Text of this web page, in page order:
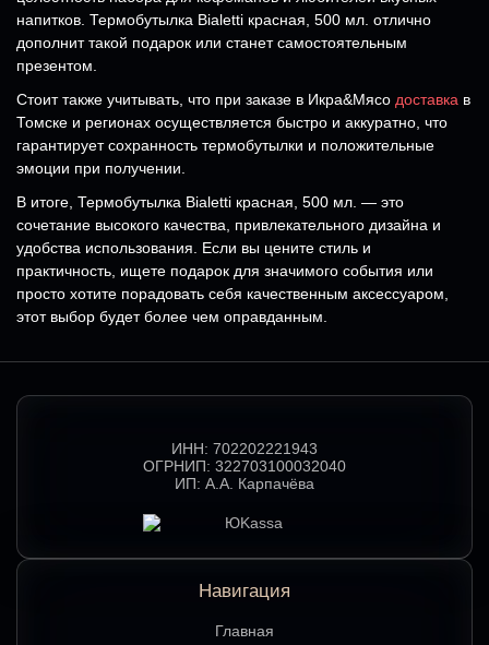
напитков. Термобутылка Bialetti красная, 500 мл. отлично
дополнит такой подарок или станет самостоятельным
презентом.
Стоит также учитывать, что при заказе в Икра&Мясо доставка в
Томске и регионах осуществляется быстро и аккуратно, что
гарантирует сохранность термобутылки и положительные
эмоции при получении.
В итоге, Термобутылка Bialetti красная, 500 мл. — это
сочетание высокого качества, привлекательного дизайна и
удобства использования. Если вы цените стиль и
практичность, ищете подарок для значимого события или
просто хотите порадовать себя качественным аксессуаром,
этот выбор будет более чем оправданным.
ИНН: 702202221943
ОГРНИП: 322703100032040
ИП: А.А. Карпачёва
Навигация
Главная